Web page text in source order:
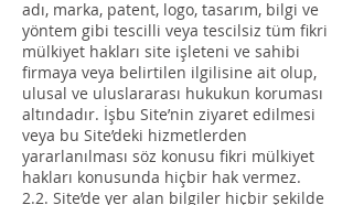
adı, marka, patent, logo, tasarım, bilgi ve
yöntem gibi tescilli veya tescilsiz tüm fikri
mülkiyet hakları site işleteni ve sahibi
firmaya veya belirtilen ilgilisine ait olup,
ulusal ve uluslararası hukukun koruması
altındadır. İşbu Site’nin ziyaret edilmesi
veya bu Site’deki hizmetlerden
yararlanılması söz konusu fikri mülkiyet
hakları konusunda hiçbir hak vermez.
2.2. Site’de yer alan bilgiler hiçbir şekilde